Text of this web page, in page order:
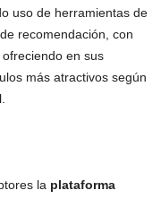
uso de herramientas de
recomendación, con
en sus
más atractivos según
la plataforma